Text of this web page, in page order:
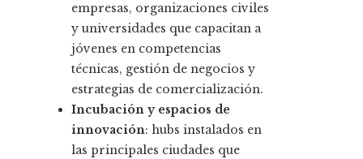
empresas, organizaciones civiles
y universidades que capacitan a
jóvenes en competencias
técnicas, gestión de negocios y
estrategias de comercialización.
Incubación y espacios de
innovación: hubs instalados en
las principales ciudades que